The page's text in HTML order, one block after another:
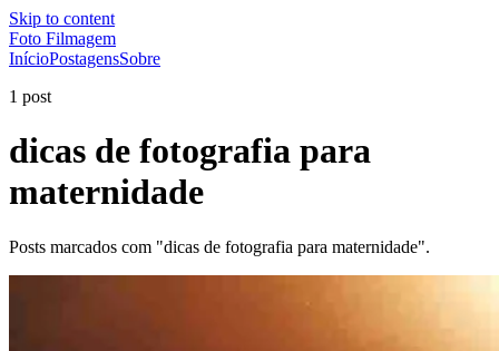
Skip to content
Foto Filmagem
InícioPostagensSobre
1 post
dicas de fotografia para
maternidade
Posts marcados com "dicas de fotografia para maternidade".